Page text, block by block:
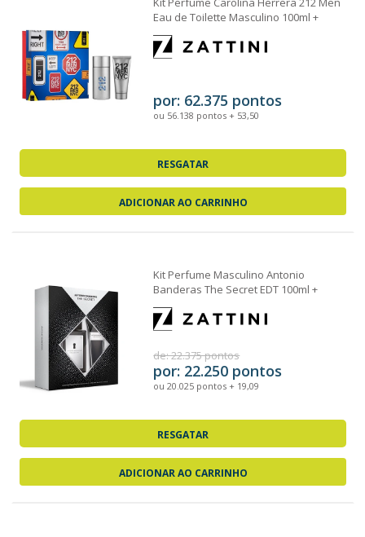
Eau de Toilette Masculino 100ml +
Loção...
por: 62.375 pontos
ou 56.138 pontos + 53,50
RESGATAR
ADICIONAR AO CARRINHO
Kit Perfume Masculino Antonio
Banderas The Secret EDT 100ml +
Loção Pós Barba...
de: 22.375 pontos
por: 22.250 pontos
ou 20.025 pontos + 19,09
RESGATAR
ADICIONAR AO CARRINHO